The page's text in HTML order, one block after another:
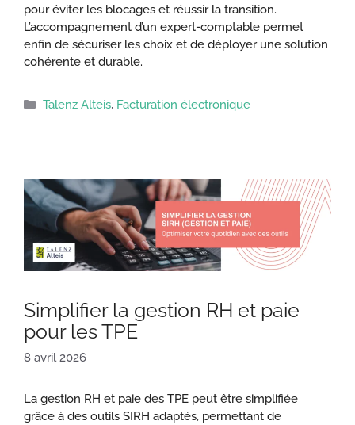
pour éviter les blocages et réussir la transition.
L’accompagnement d’un expert-comptable permet
enfin de sécuriser les choix et de déployer une solution
cohérente et durable.
Catégories
Talenz Alteis, Facturation électronique
Simplifier la gestion RH et paie
pour les TPE
8 avril 2026
La gestion RH et paie des TPE peut être simplifiée
grâce à des outils SIRH adaptés, permettant de